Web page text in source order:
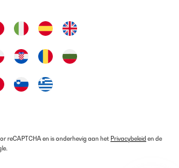
reCAPTCHA en is onderhevig aan het Privacybeleid en de